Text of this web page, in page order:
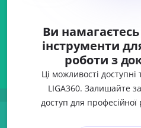
Ви
інструменти
роботи з
Ці можливості
LIGA360. Залишайте
доступ для